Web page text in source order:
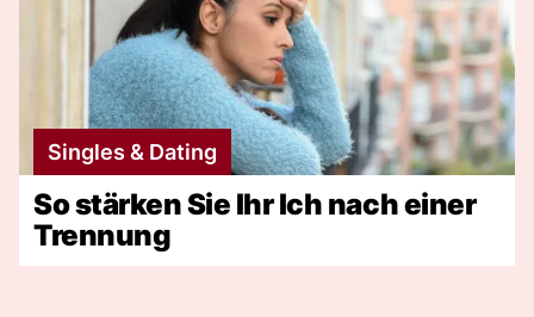
Singles & Dating
So stärken Sie Ihr Ich nach einer
Trennung